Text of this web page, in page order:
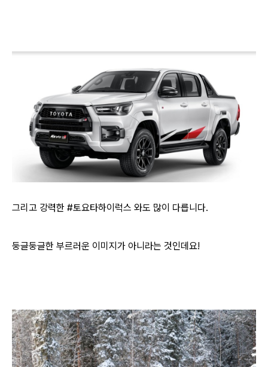
그리고 강력한 #토요타하이럭스 와도 많이 다릅니다.
둥글둥글한 부르러운 이미지가 아니라는 것인데요!